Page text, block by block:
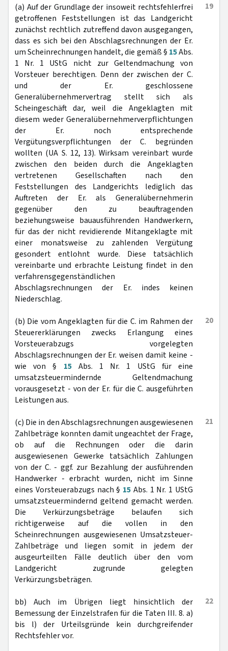
19
(a) Auf der Grundlage der insoweit rechtsfehlerfrei
getroffenen Feststellungen ist das Landgericht
zunächst rechtlich zutreffend davon ausgegangen,
dass es sich bei den Abschlagsrechnungen der Er.
um Scheinrechnungen handelt, die gemäß § 15Abs.
1 Nr. 1 UStG nicht zur Geltendmachung von
Vorsteuer berechtigen. Denn der zwischen der C.
und der Er. geschlossene
Generalübernehmervertrag stellt sich als
Scheingeschäft dar, weil die Angeklagten mit
diesem weder Generalübernehmerverpflichtungen
der Er. noch entsprechende
Vergütungsverpflichtungen der C. begründen
wollten (UA S. 12, 13). Wirksam vereinbart wurde
zwischen den beiden durch die Angeklagten
vertretenen Gesellschaften nach den
Feststellungen des Landgerichts lediglich das
Auftreten der Er. als Generalübernehmerin
gegenüber den zu beauftragenden
beziehungsweise bauausführenden Handwerkern,
für das der nicht revidierende Mitangeklagte mit
einer monatsweise zu zahlenden Vergütung
gesondert entlohnt wurde. Diese tatsächlich
vereinbarte und erbrachte Leistung findet in den
verfahrensgegenständlichen
Abschlagsrechnungen der Er. indes keinen
Niederschlag.
20
(b) Die vom Angeklagten für die C. im Rahmen der
Steuererklärungen zwecks Erlangung eines
Vorsteuerabzugs vorgelegten
Abschlagsrechnungen der Er. weisen damit keine -
wie von § 15Abs. 1 Nr. 1 UStG für eine
umsatzsteuermindernde Geltendmachung
vorausgesetzt - von der Er. für die C. ausgeführten
Leistungen aus.
21
(c) Die in den Abschlagsrechnungen ausgewiesenen
Zahlbeträge konnten damit ungeachtet der Frage,
ob auf die Rechnungen oder die darin
ausgewiesenen Gewerke tatsächlich Zahlungen
von der C. - ggf. zur Bezahlung der ausführenden
Handwerker - erbracht wurden, nicht im Sinne
eines Vorsteuerabzugs nach § 15 Abs. 1 Nr. 1 UStG
umsatzsteuermindernd geltend gemacht werden.
Die Verkürzungsbeträge belaufen sich
richtigerweise auf die vollen in den
Scheinrechnungen ausgewiesenen Umsatzsteuer-
Zahlbeträge und liegen somit in jedem der
ausgeurteilten Fälle deutlich über den vom
Landgericht zugrunde gelegten
Verkürzungsbeträgen.
22
bb) Auch im Übrigen liegt hinsichtlich der
Bemessung der Einzelstrafen für die Taten III. 8. a)
bis l) der Urteilsgründe kein durchgreifender
Rechtsfehler vor.